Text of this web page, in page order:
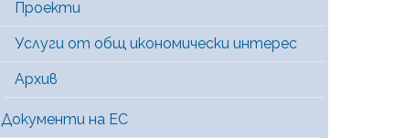
Проекти
Услуги от общ икономически интерес
Архив
Документи на ЕС